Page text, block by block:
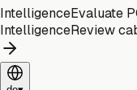
IntelligenceEvaluate
IntelligenceReview